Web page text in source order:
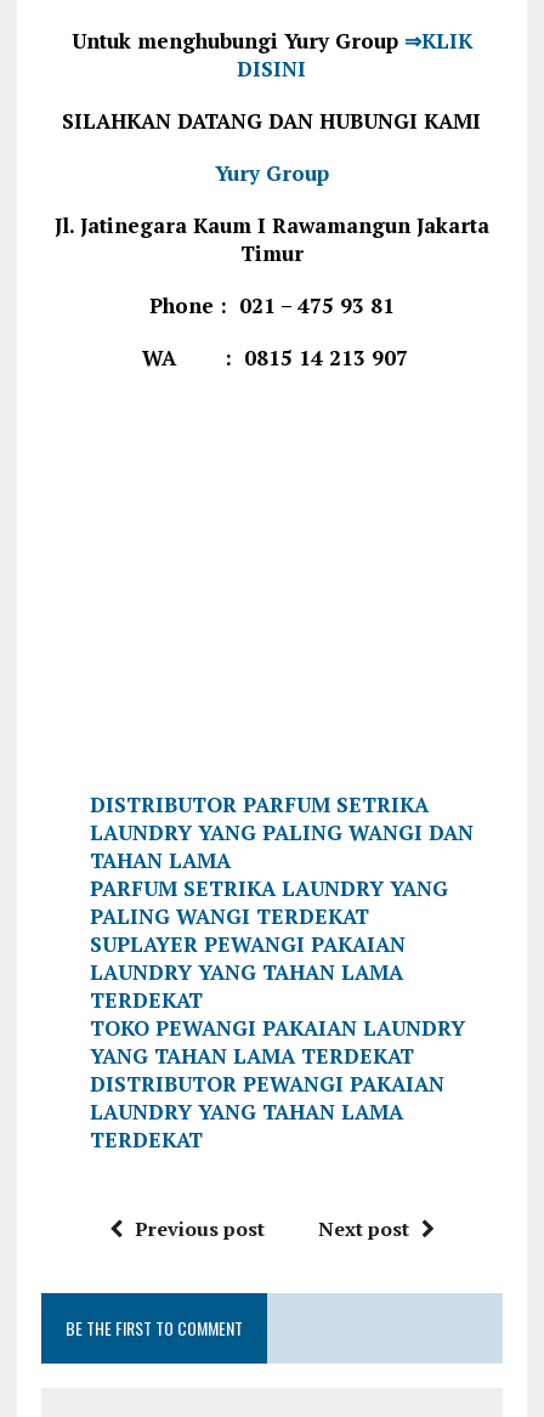
Untuk menghubungi Yury Group⇒KLIK
DISINI
SILAHKAN DATANG DAN HUBUNGI KAMI
Yury Group
Jl. Jatinegara Kaum I Rawamangun Jakarta
Timur
Phone : 021 – 475 93 81
WA : 0815 14 213 907
DISTRIBUTOR PARFUM SETRIKA
LAUNDRY YANG PALING WANGI DAN
TAHAN LAMA
PARFUM SETRIKA LAUNDRY YANG
PALING WANGI TERDEKAT
SUPLAYER PEWANGI PAKAIAN
LAUNDRY YANG TAHAN LAMA
TERDEKAT
TOKO PEWANGI PAKAIAN LAUNDRY
YANG TAHAN LAMA TERDEKAT
DISTRIBUTOR PEWANGI PAKAIAN
LAUNDRY YANG TAHAN LAMA
TERDEKAT
Previous post Next post
BE THE FIRST TO COMMENT